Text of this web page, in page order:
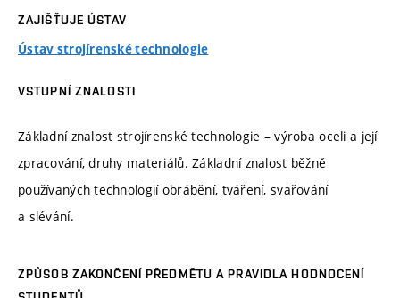
ZAJIŠŤUJE ÚSTAV
Ústav strojírenské technologie
VSTUPNÍ ZNALOSTI
Základní znalost strojírenské technologie – výroba oceli a její
zpracování, druhy materiálů. Základní znalost běžně
používaných technologií obrábění, tváření, svařování
a slévání.
ZPŮSOB ZAKONČENÍ PŘEDMĚTU A PRAVIDLA HODNOCENÍ